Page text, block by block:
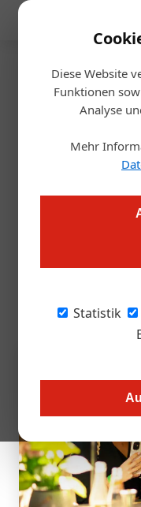
Diese Website
Funktionen
Analyse
Mehr
Statistik
Mit der vierten
Market Ende März
Tage lang steht das